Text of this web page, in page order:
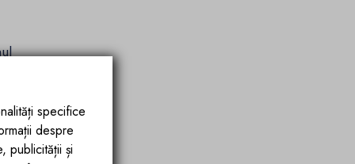
specifice
despre
publicității și